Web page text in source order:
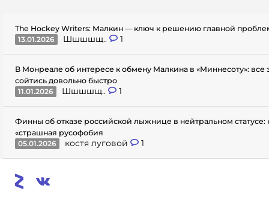
The Hockey Writers: Малкин — ключ к решению главной
13.01.2026
Шшшшщ.. 1
В Монреале об интересе к обмену Малкина в «Миннесоту»: все
сойтись довольно быстро
11.01.2026
Шшшшщ.. 1
Финны об отказе российской лыжнице в нейтральном статусе:
«страшная русофобия
05.01.2026
костя луговой 1